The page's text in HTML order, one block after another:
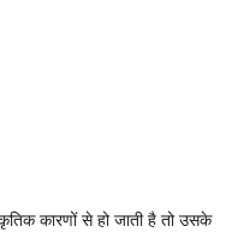
कारणों से हो जाती है तो उसके